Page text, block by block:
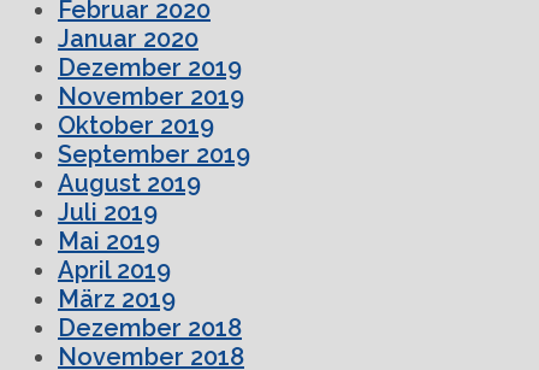
Februar 2020
Januar 2020
Dezember 2019
November 2019
Oktober 2019
September 2019
August 2019
Juli 2019
Mai 2019
April 2019
März 2019
Dezember 2018
November 2018